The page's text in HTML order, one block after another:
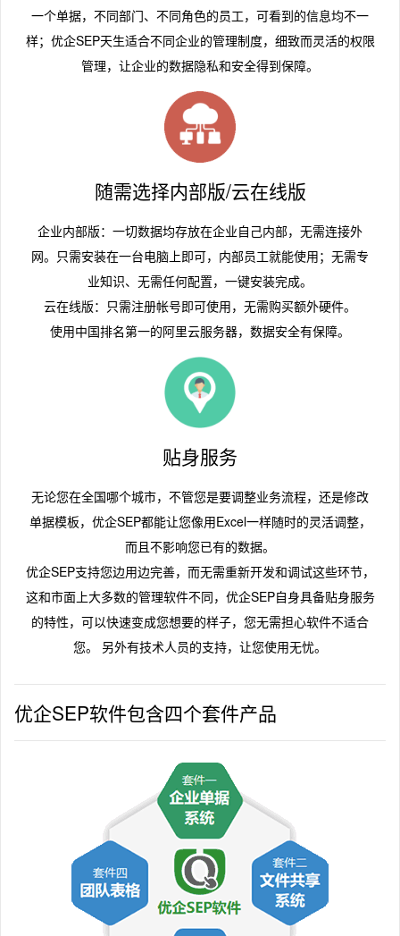
一个单据，不同部门、不同角色的员工，可看到的信息均不一
样；优企SEP天生适合不同企业的管理制度，细致而灵活的权限
管理，让企业的数据隐私和安全得到保障。
随需选择内部版/云在线版
企业内部版：一切数据均存放在企业自己内部，无需连接外
网。只需安装在一台电脑上即可，内部员工就能使用；无需专
业知识、无需任何配置，一键安装完成。
云在线版：只需注册帐号即可使用，无需购买额外硬件。
使用中国排名第一的阿里云服务器，数据安全有保障。
贴身服务
无论您在全国哪个城市，不管您是要调整业务流程，还是修改
单据模板，优企SEP都能让您像用Excel一样随时的灵活调整，
而且不影响您已有的数据。
优企SEP支持您边用边完善，而无需重新开发和调试这些环节，
这和市面上大多数的管理软件不同，优企SEP自身具备贴身服务
的特性，可以快速变成您想要的样子，您无需担心软件不适合
您。 另外有技术人员的支持，让您使用无忧。
优企SEP软件包含四个套件产品